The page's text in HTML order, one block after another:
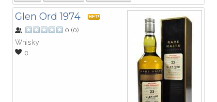
Glen Ord 1974 HET!
0 (0)
Whisky
0